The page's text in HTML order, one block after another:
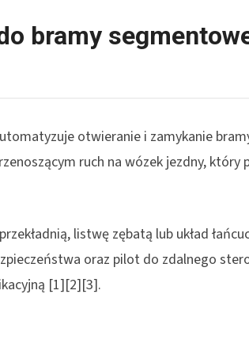
bramy
otwieranie i zamykanie
ruch na wózek jezdny, który
listwę zębatą lub układ
oraz pilot do zdalnego
[1][2][3].